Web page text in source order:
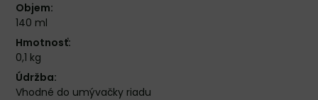
Objem:
140 ml
Hmotnosť:
0,1 kg
Údržba:
Vhodné do umývačky riadu